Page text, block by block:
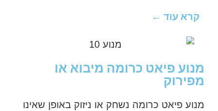
קרא עוד ←
מנוע פיאט כרומה מיבוא או
מפירוק
מנוע פיאט כרומה נשחק או ניזוק באופן שאינו